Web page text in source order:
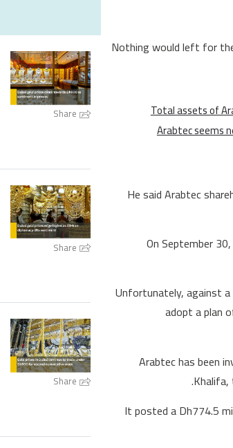
Nothing would left for
Total assets of
Arabtec seems
He said Arabtec
On September
"Unfortunately, against
adopt a plan
Arabtec has been
It posted a Dh774.5
Share
Share
Share